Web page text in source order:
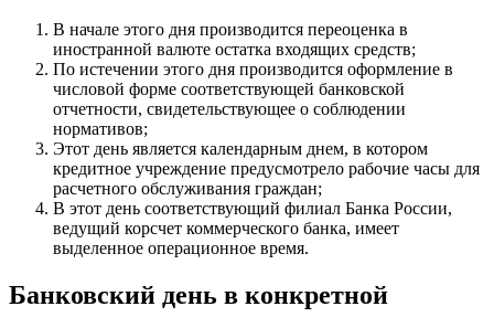
В начале этого дня производится переоценка в
иностранной валюте остатка входящих средств;
По истечении этого дня производится оформление в
числовой форме соответствующей банковской
отчетности, свидетельствующее о соблюдении
нормативов;
Этот день является календарным днем, в котором
кредитное учреждение предусмотрело рабочие часы для
расчетного обслуживания граждан;
В этот день соответствующий филиал Банка России,
ведущий корсчет коммерческого банка, имеет
выделенное операционное время.
Банковский день в конкретной